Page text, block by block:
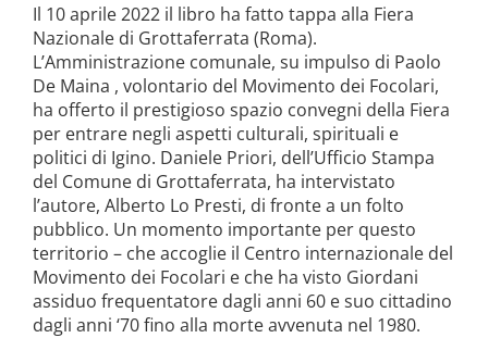
Il 10 aprile 2022 il libro ha fatto tappa alla Fiera
Nazionale di Grottaferrata (Roma).
L’Amministrazione comunale, su impulso di Paolo
De Maina , volontario del Movimento dei Focolari,
ha offerto il prestigioso spazio convegni della Fiera
per entrare negli aspetti culturali, spirituali e
politici di Igino. Daniele Priori, dell’Ufficio Stampa
del Comune di Grottaferrata, ha intervistato
l’autore, Alberto Lo Presti, di fronte a un folto
pubblico. Un momento importante per questo
territorio – che accoglie il Centro internazionale del
Movimento dei Focolari e che ha visto Giordani
assiduo frequentatore dagli anni 60 e suo cittadino
dagli anni ‘70 fino alla morte avvenuta nel 1980.